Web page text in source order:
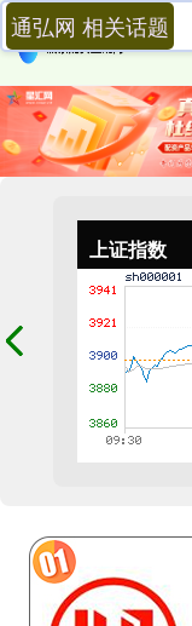
上证指数
通弘网 相关话题